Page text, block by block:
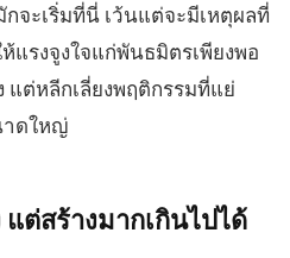
จะเริ่มที่นี่ เว้นแต่จะมีเหตุผลที่
รงจูงใจแก่พันธมิตรเพียงพอ
แต่หลีกเลี่ยงพฤติกรรมที่แย่
าดใหญ่
แต่สร้างมากเกินไปได้